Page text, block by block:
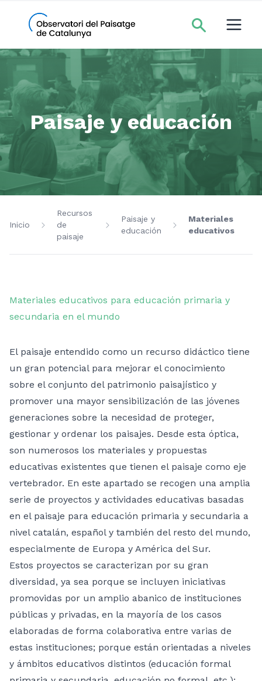
Paisaje y educación
Inicio
Recursos
de
paisaje
Paisaje y
educación
Materiales
educativos
Materiales educativos para educación primaria y
secundaria en el mundo
El paisaje entendido como un recurso didáctico tiene
un gran potencial para mejorar el conocimiento
sobre el conjunto del patrimonio paisajístico y
promover una mayor sensibilización de las jóvenes
generaciones sobre la necesidad de proteger,
gestionar y ordenar los paisajes. Desde esta óptica,
son numerosos los materiales y propuestas
educativas existentes que tienen el paisaje como eje
vertebrador. En este apartado se recogen una amplia
serie de proyectos y actividades educativas basadas
en el paisaje para educación primaria y secundaria a
nivel catalán, español y también del resto del mundo,
especialmente de Europa y América del Sur.
Estos proyectos se caracterizan por su gran
diversidad, ya sea porque se incluyen iniciativas
promovidas por un amplio abanico de instituciones
públicas y privadas, en la mayoría de los casos
elaboradas de forma colaborativa entre varias de
estas instituciones; porque están orientadas a niveles
y ámbitos educativos distintos (educación formal